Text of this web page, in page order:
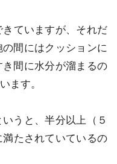
ていますが、それだ
間にはクッションに
間に水分が溜まるの
ます。
うと、半分以上（５
満たされていているの